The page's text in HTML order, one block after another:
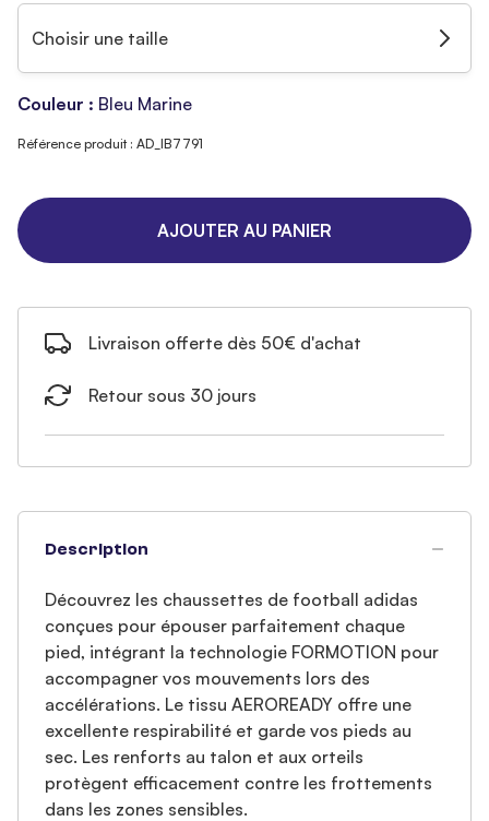
Choisir une taille
Couleur : Bleu Marine
Référence produit : AD_IB7791
AJOUTER AU PANIER
Livraison offerte dès 50€ d'achat
Retour sous 30 jours
Description
Découvrez les chaussettes de football adidas
conçues pour épouser parfaitement chaque
pied, intégrant la technologie FORMOTION pour
accompagner vos mouvements lors des
accélérations. Le tissu AEROREADY offre une
excellente respirabilité et garde vos pieds au
sec. Les renforts au talon et aux orteils
protègent efficacement contre les frottements
dans les zones sensibles.